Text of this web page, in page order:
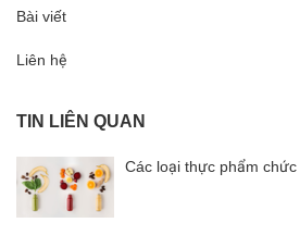
Bài viết
Liên hệ
TIN LIÊN QUAN
Các loại thực phẩm